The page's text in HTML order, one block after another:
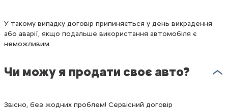
У такому випадку договір припиняється у день викрадення
або аварії, якщо подальше використання автомобіля є
неможливим.
Чи можу я продати своє авто?
Звісно, без жодних проблем! Сервісний договір